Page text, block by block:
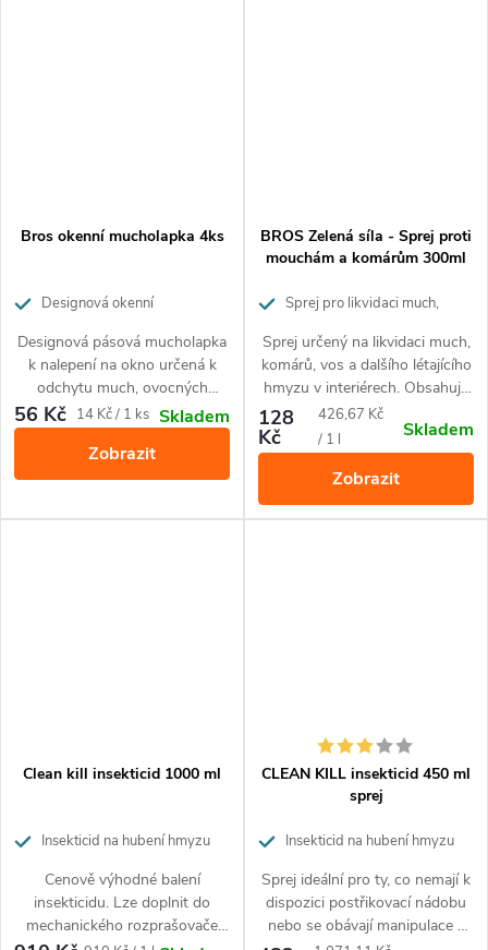
Bros okenní mucholapka 4ks
Designová okenní
Designová pásová mucholapka
k nalepení na okno určená k
odchytu much, ovocných
mušek a jiných druhů létajícího
hmyzu.
56 Kč Měrná
14 Kč / 1 ks Skladem
Zobrazit
BROS Zelená síla - Sprej proti
mouchám a komárům 300ml
Sprej pro likvidaci much,
hmyzu
Sprej určený na likvidaci much,
komárů, vos a dalšího létajícího
hmyzu v interiérech. Obsahuje
rostlinné insekticidní složky.
128
Kč
Měrná
cena:
426,67 Kč
/ 1 l
Skladem
Zobrazit
Clean kill insekticid 1000 ml
Insekticid na hubení hmyzu
Cenově výhodné balení
insekticidu. Lze doplnit do
mechanického rozprašovače
CLEAN KILL insekticid 450 ml
sprej
Insekticid na hubení hmyzu
Sprej ideální pro ty, co nemají k
dispozici postřikovací nádobu
nebo se obávají manipulace s